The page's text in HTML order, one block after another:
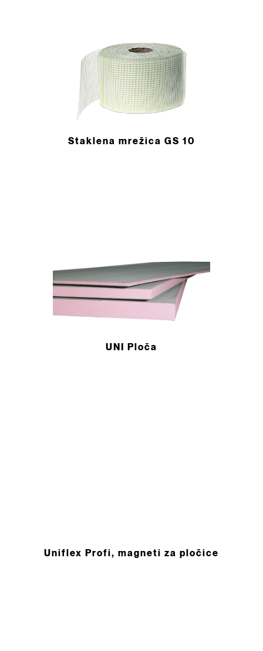
Staklena mrežica GS 10
UNI Ploča
Uniflex Profi, magneti za pločice